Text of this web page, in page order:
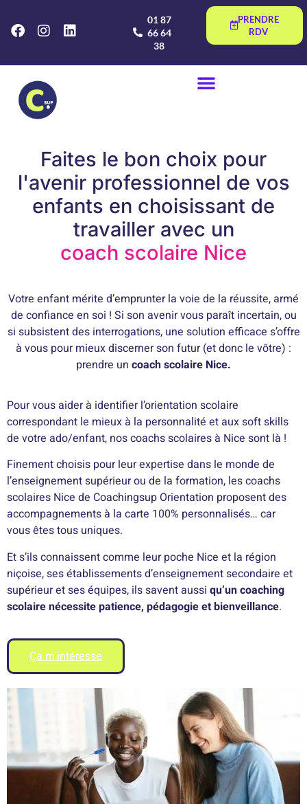
01 87
66 64
38
PRENDRE
RDV
Faites le bon choix pour
l'avenir professionnel de vos
enfants en choisissant de
travailler avec un
coach scolaire Nice
Votre enfant mérite d’emprunter la voie de la réussite, armé
de confiance en soi ! Si son avenir vous paraît incertain, ou
si subsistent des interrogations, une solution efficace s’offre
à vous pour mieux discerner son futur (et donc le vôtre) :
prendre un coach scolaire Nice.
Pour vous aider à identifier l’orientation scolaire
correspondant le mieux à la personnalité et aux soft skills
de votre ado/enfant, nos coachs scolaires à Nice sont là !
Finement choisis pour leur expertise dans le monde de
l’enseignement supérieur ou de la formation, les coachs
scolaires Nice de Coachingsup Orientation proposent des
accompagnements à la carte 100% personnalisés… car
vous êtes tous uniques.
Et s’ils connaissent comme leur poche Nice et la région
niçoise, ses établissements d’enseignement secondaire et
supérieur et ses équipes, ils savent aussi qu’un coaching
scolaire nécessite patience, pédagogie et bienveillance.
Ça m'intéresse